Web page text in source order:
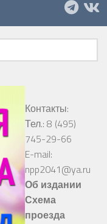
Контакты:
Тел.: 8 (495)
745-29-66
E-mail:
npp2041@ya.ru
Об издании
Схема
проезда